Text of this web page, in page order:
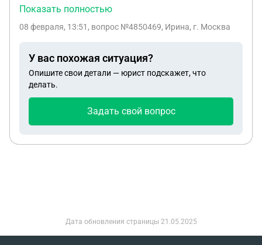
цена 3060000 руб, кадастровая стоимость
собственности ещё 1 квартира, хочу продать
какой суммы налог возьмут не понятно и
приобрести хочу в этом же году другую квартиру
побольше
Показать полностью
08 февраля, 13:51 , вопрос №4850469, Ирина, г. Москва
У вас похожая ситуация?
Опишите свои детали — юрист подскажет, что
делать.
Задать свой вопрос
Дата обновления страницы 21.05.2025